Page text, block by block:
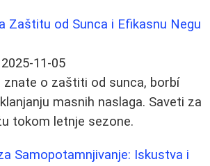
Zaštitu od Sunca i Efikasnu Negu
2025-11-05
znate o zaštiti od sunca, borbí
masnih naslaga. Saveti za
tokom letnje sezone.
Samopotamnjivanje: Iskustva i